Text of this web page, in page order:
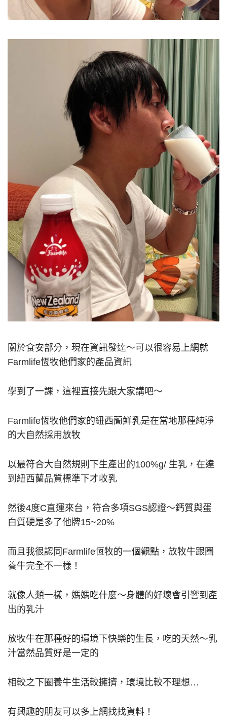
關於食安部分，現在資訊發達～可以很容易上網就
Farmlife恆牧他們家的產品資訊
學到了一課，這裡直接先跟大家講吧～
Farmlife恆牧他們家的紐西蘭鮮乳是在當地那種純淨
的大自然採用放牧
以最符合大自然規則下生產出的100%g/ 生乳，在達
到紐西蘭品質標準下才收乳
然後4度C直運來台，符合多項SGS認證～鈣質與蛋
白質硬是多了他牌15~20%
而且我很認同Farmlife恆牧的一個觀點，放牧牛跟圈
養牛完全不一樣！
就像人類一樣，媽媽吃什麼～身體的好壞會引響到產
出的乳汁
放牧牛在那種好的環境下快樂的生長，吃的天然～乳
汁當然品質好是一定的
相較之下圈養牛生活較擁擠，環境比較不理想…
有興趣的朋友可以多上網找找資料！